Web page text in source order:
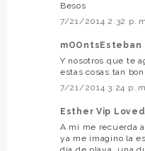
Besos
7/21/2014 2:32 p.
mOOntsEsteban
Y nosotros que te
estas cosas tan
7/21/2014 3:24 p.
Esther Vip Loved
A mi me recuerda
ya me imagino la